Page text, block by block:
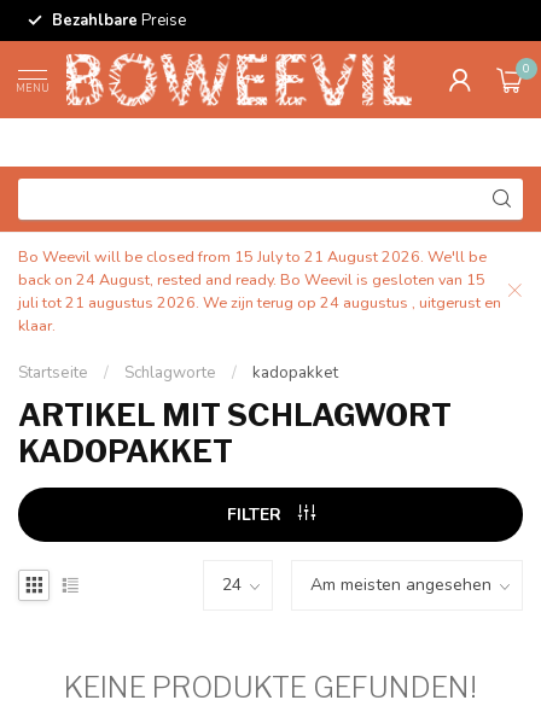
Bezahlbare Preise
MENU
0
Bo Weevil will be closed from 15 July to 21 August 2026. We'll be
back on 24 August, rested and ready. Bo Weevil is gesloten van 15
juli tot 21 augustus 2026. We zijn terug op 24 augustus , uitgerust en
klaar.
Startseite / Schlagworte / kadopakket
ARTIKEL MIT SCHLAGWORT
KADOPAKKET
FILTER
KEINE PRODUKTE GEFUNDEN!